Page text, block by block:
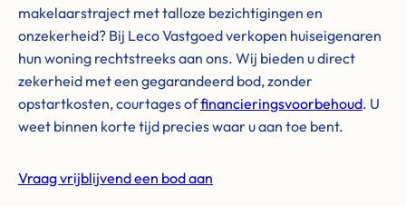
makelaarstraject met talloze bezichtigingen en
onzekerheid? Bij Leco Vastgoed verkopen huiseigenaren
hun woning rechtstreeks aan ons. Wij bieden u direct
zekerheid met een gegarandeerd bod, zonder
opstartkosten, courtages offinancieringsvoorbehoud. U
weet binnen korte tijd precies waar u aan toe bent.
Vraag vrijblijvend een bod aan